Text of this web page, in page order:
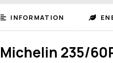
INFORMATION
Michelin 235/